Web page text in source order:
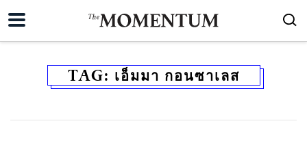
TAG: เอ็มมา กอนซาเลส